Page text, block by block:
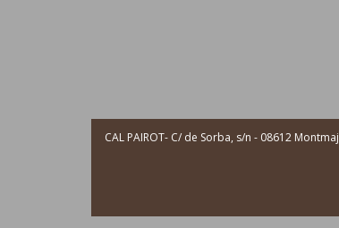
CAL PAIROT- C/ de Sorba, s/n - 08612